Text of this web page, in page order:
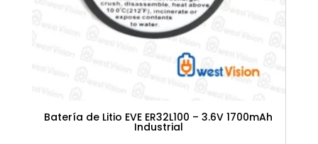
Batería de Litio EVE ER32L100 – 3.6V 1700mAh
Industrial